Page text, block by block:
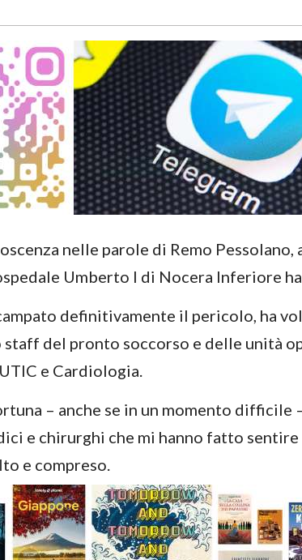
nelle parole di Remo Pessolano,
Umberto I di Nocera Inferiore
definitivamente il pericolo, ha
staff del pronto soccorso e delle unità
e Cardiologia.
– anche se in un momento difficile
e chirurghi che mi hanno fatto sentire
e compreso.